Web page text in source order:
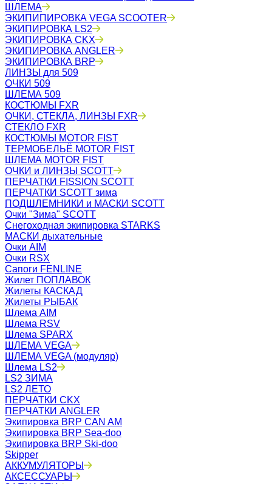
ШЛЕМА
ЭКИПИПИРОВКА VEGA SCOOTER
ЭКИПИРОВКА LS2
ЭКИПИРОВКА CKX
ЭКИПИРОВКА ANGLER
ЭКИПИРОВКА BRP
ЛИНЗЫ для 509
ОЧКИ 509
ШЛЕМА 509
КОСТЮМЫ FXR
ОЧКИ, СТЕКЛА, ЛИНЗЫ FXR
СТЕКЛО FXR
КОСТЮМЫ MOTOR FIST
ТЕРМОБЕЛЬЁ MOTOR FIST
ШЛЕМА MOTOR FIST
ОЧКИ и ЛИНЗЫ SCOTT
ПЕРЧАТКИ FISSION SCOTT
ПЕРЧАТКИ SCOTT зима
ПОДШЛЕМНИКИ и МАСКИ SCOTT
Очки "Зима" SCOTT
Снегоходная экипировка STARKS
МАСКИ дыхательные
Очки AIM
Очки RSX
Сапоги FENLINE
Жилет ПОПЛАВОК
Жилеты КАСКАД
Жилеты РЫБАК
Шлема AIM
Шлема RSV
Шлема SPARX
ШЛЕМА VEGA
ШЛЕМА VEGA (модуляр)
Шлема LS2
LS2 ЗИМА
LS2 ЛЕТО
ПЕРЧАТКИ CKX
ПЕРЧАТКИ ANGLER
Экипировка BRP CAN AM
Экипировка BRP Sea-doo
Экипировка BRP Ski-doo
Skipper
АККУМУЛЯТОРЫ
АКСЕССУАРЫ